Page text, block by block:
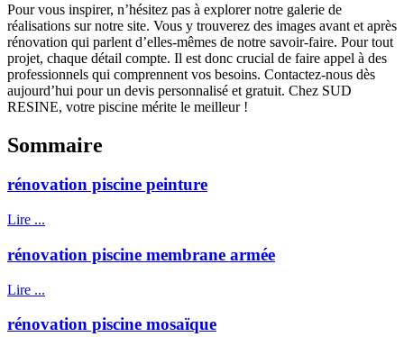
Pour vous inspirer, n’hésitez pas à explorer notre galerie de
réalisations sur notre site. Vous y trouverez des images avant et après
rénovation qui parlent d’elles-mêmes de notre savoir-faire. Pour tout
projet, chaque détail compte. Il est donc crucial de faire appel à des
professionnels qui comprennent vos besoins. Contactez-nous dès
aujourd’hui pour un devis personnalisé et gratuit. Chez SUD
RESINE, votre piscine mérite le meilleur !
Sommaire
rénovation piscine peinture
Lire ...
rénovation piscine membrane armée
Lire ...
rénovation piscine mosaïque